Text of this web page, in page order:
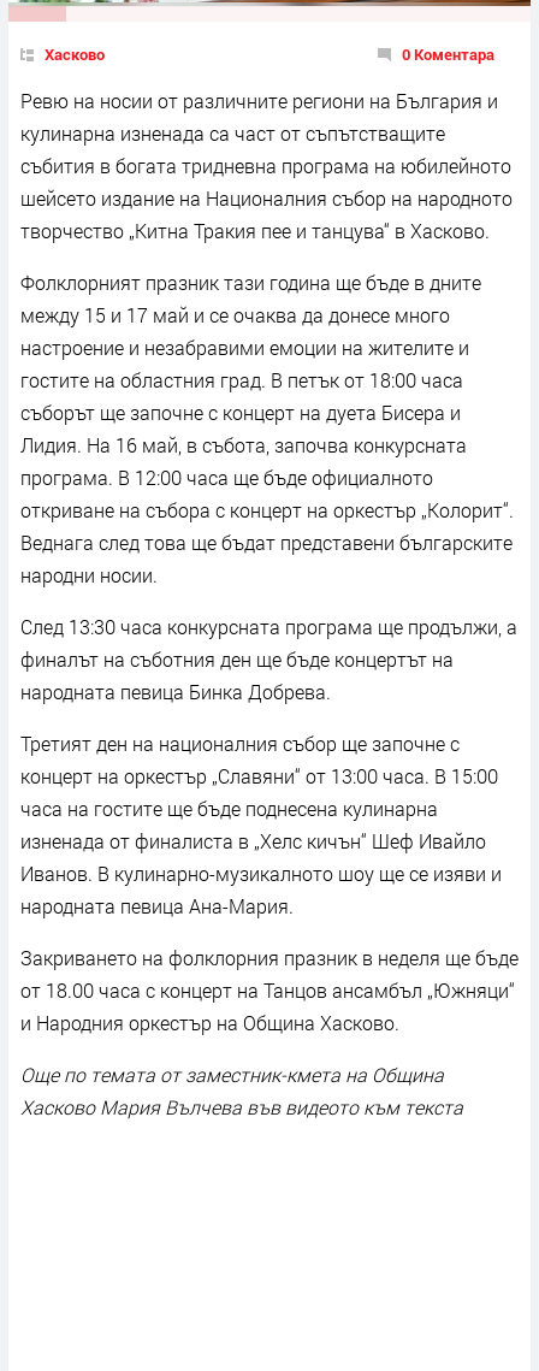
Хасково 0 Коментара
Ревю на носии от различните региони на България и
кулинарна изненада са част от съпътстващите
събития в богата тридневна програма на юбилейното
шейсето издание на Националния събор на народното
творчество „Китна Тракия пее и танцува“ в Хасково.
Фолклорният празник тази година ще бъде в дните
между 15 и 17 май и се очаква да донесе много
настроение и незабравими емоции на жителите и
гостите на областния град. В петък от 18:00 часа
съборът ще започне с концерт на дуета Бисера и
Лидия. На 16 май, в събота, започва конкурсната
програма. В 12:00 часа ще бъде официалното
откриване на събора с концерт на оркестър „Колорит“.
Веднага след това ще бъдат представени българските
народни носии.
След 13:30 часа конкурсната програма ще продължи, а
финалът на съботния ден ще бъде концертът на
народната певица Бинка Добрева.
Третият ден на националния събор ще започне с
концерт на оркестър „Славяни“ от 13:00 часа. В 15:00
часа на гостите ще бъде поднесена кулинарна
изненада от финалиста в „Хелс кичън“ Шеф Ивайло
Иванов. В кулинарно-музикалното шоу ще се изяви и
народната певица Ана-Мария.
Закриването на фолклорния празник в неделя ще бъде
от 18.00 часа с концерт на Танцов ансамбъл „Южняци“
и Народния оркестър на Община Хасково.
Още по темата от заместник-кмета на Община
Хасково Мария Вълчева във видеото към текста